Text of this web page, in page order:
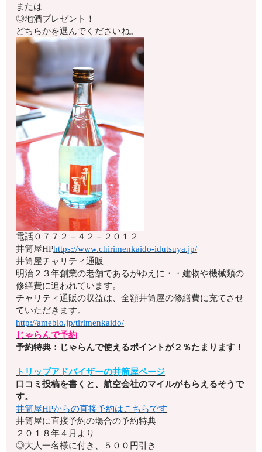
または
◎地酒プレゼント！
どちらかを選んでくださいね。
電話０７７２－４２－２０１２
井筒屋HPhttps://www.chirimenkaido-idutsuya.jp/
井筒屋チャリティ通販
明治２３年創業の老舗であるがゆえに・・建物や機械類の
修繕費に追われています。
チャリティ通販の収益は、全額井筒屋の修繕費に充てさせ
ていただきます。
http://ameblo.jp/tirimenkaido/
じゃらんで予約
予約特典：じゃらんで使えるポイントが２％たまります！
トリップアドバイザーの井筒屋ページ
口コミ投稿を書くと、航空会社のマイルがもらえるそうで
す。
井筒屋HPからの直接予約はこちらです
井筒屋に直接予約の場合の予約特典
２０１８年４月より
◎大人一名様に付き、５００円引き